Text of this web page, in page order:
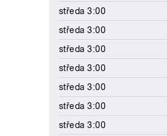
středa 3:00
středa 3:00
středa 3:00
středa 3:00
středa 3:00
středa 3:00
středa 3:00